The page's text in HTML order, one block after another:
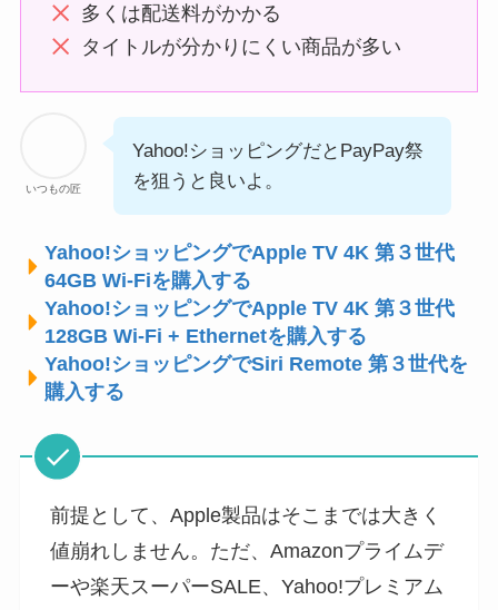
多くは配送料がかかる
タイトルが分かりにくい商品が多い
いつもの匠
Yahoo!ショッピングだとPayPay祭
を狙うと良いよ。
Yahoo!ショッピングでApple TV 4K 第３世代
64GB Wi-Fiを購入する
Yahoo!ショッピングでApple TV 4K 第３世代
128GB Wi-Fi + Ethernetを購入する
Yahoo!ショッピングでSiri Remote 第３世代を
購入する
前提として、Apple製品はそこまでは大きく
値崩れしません。ただ、Amazonプライムデ
ーや楽天スーパーSALE、Yahoo!プレミアム